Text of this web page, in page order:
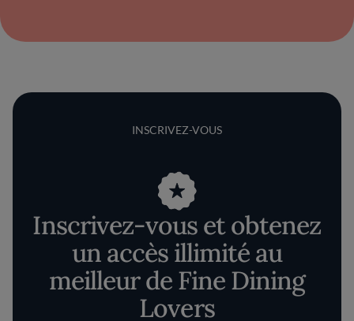
INSCRIVEZ-VOUS
Inscrivez-vous et obtenez
un accès illimité au
meilleur de Fine Dining
Lovers